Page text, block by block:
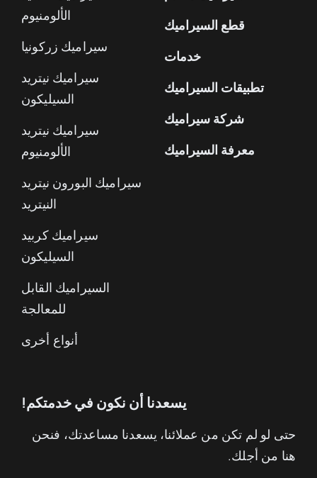
قطع السيراميك
خدمات
تطبيقات السيراميك
شركة سيراميك
معرفة السيراميك
الألومنيوم
سيراميك زركونيا
سيراميك نيتريد
السيليكون
سيراميك نيتريد
الألومنيوم
سيراميك البورون نيتريد
النيتريد
سيراميك كربيد
السيليكون
السيراميك القابل
للمعالجة
أنواع أخرى
يسعدنا أن نكون في خدمتكم!
حتى لو لم تكن من عملائنا، يسعدنا مساعدتك، فنحن
هنا من أجلك.